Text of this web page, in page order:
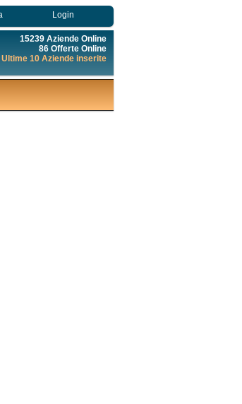
Login
15239 Aziende Online
86 Offerte Online
Ultime 10 Aziende inserite